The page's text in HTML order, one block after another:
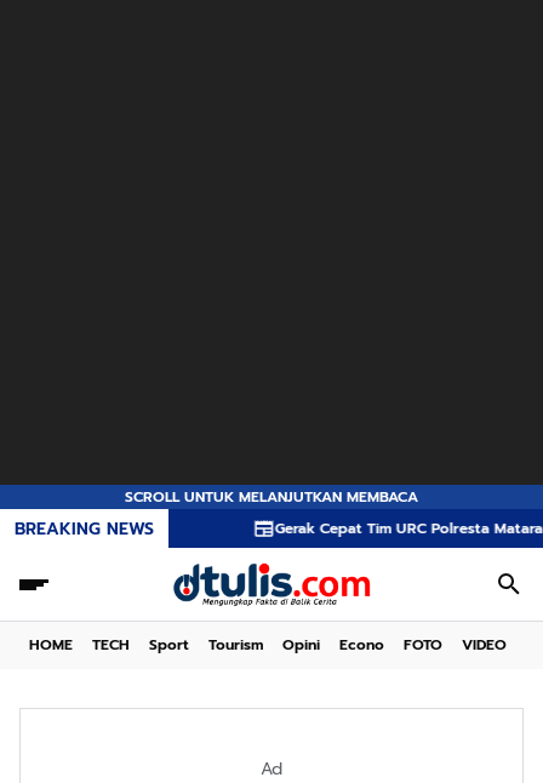
SCROLL UNTUK MELANJUTKAN MEMBACA
BREAKING NEWS Gerak Cepat Tim URC Polresta Mataram
HOME TECH Sport Tourism Opini Econo FOTO VIDEO
Ad